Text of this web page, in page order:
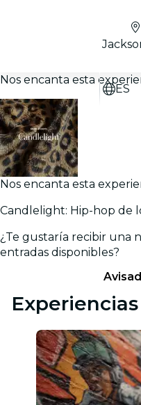
ES
Nos encanta esta
Nos encanta esta
Candlelight: Hip-hop de
¿Te gustaría recibir una
entradas disponibles?